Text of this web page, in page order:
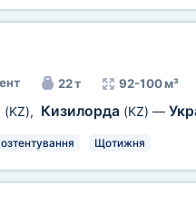
22 т 92-100 м³
(KZ), Кизилорда (KZ) —
Щотижня